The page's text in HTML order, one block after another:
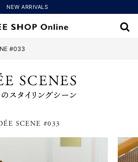
NEW ARRIVALS
#033
SCENE #033